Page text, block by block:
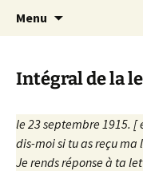
Cercle de
Un site utilisant
Menu
Intégral de la
le 23 septembre 1915. [
dis-moi si tu as reçu
Je rends réponse à ta